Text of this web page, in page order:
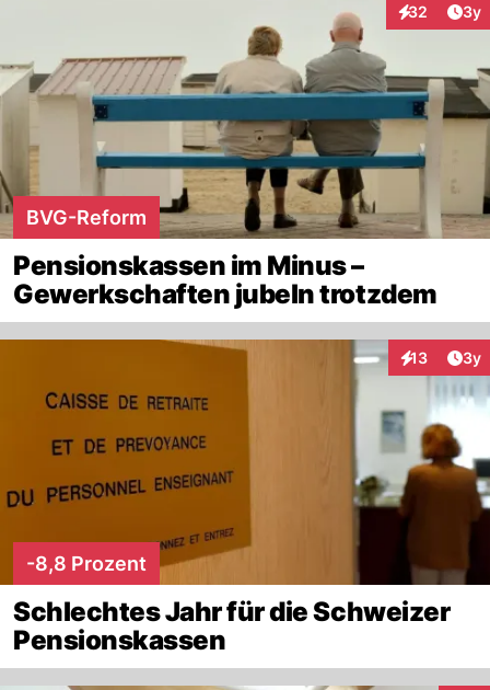
32
Interaktionen
3y
BVG-Reform
Pensionskassen im Minus –
Gewerkschaften jubeln trotzdem
13 3y
-8,8 Prozent
Schlechtes Jahr für die Schweizer
Pensionskassen